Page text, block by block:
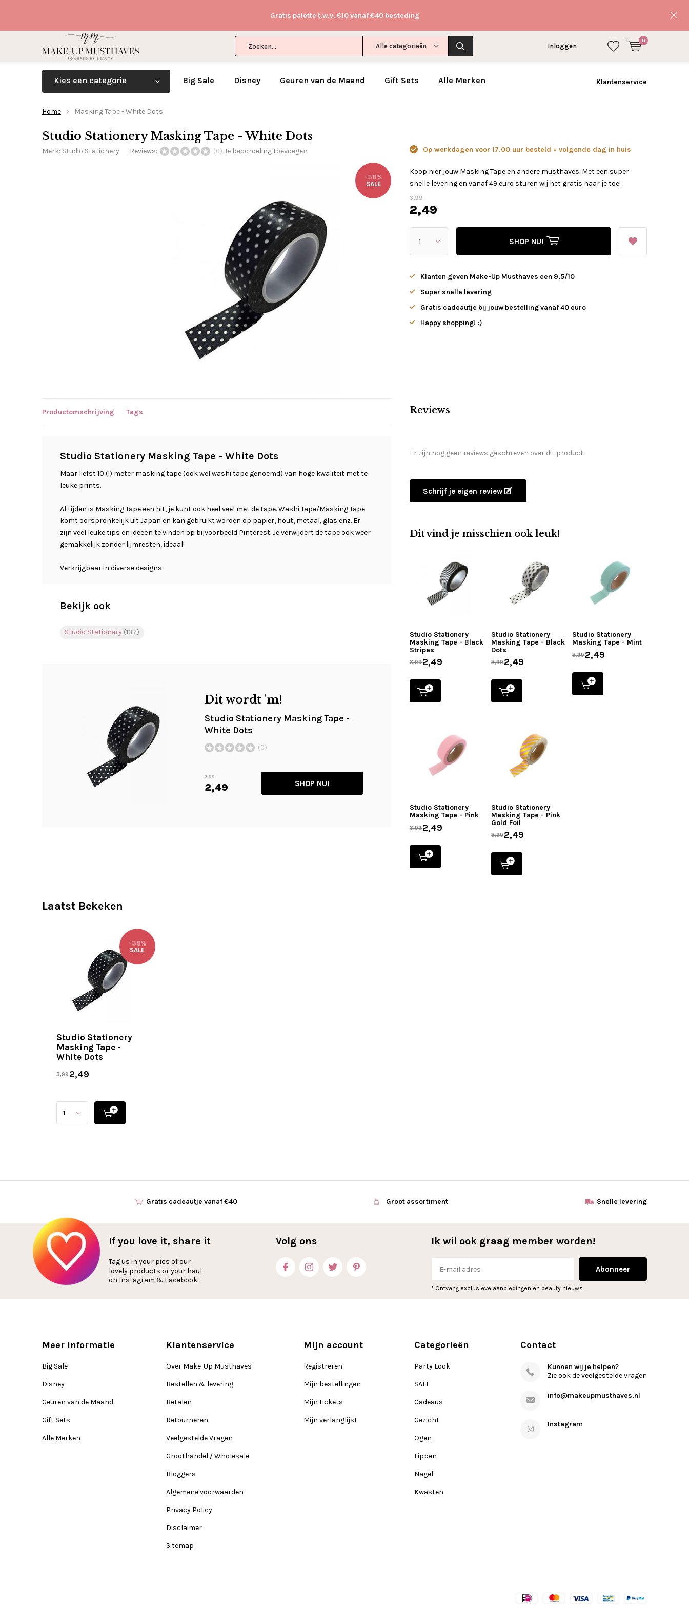
Alle categorieën Inloggen
0
Gratis palette t.w.v. €10 vanaf €40 besteding
Kies een categorie Big Sale Disney Geuren van de Maand Gift Sets Alle Merken Klantenservice
Home Masking Tape - White Dots
Studio Stationery Masking Tape - White Dots
Merk: Studio Stationery Reviews: (0) Je beoordeling toevoegen
-38%
SALE
Op werkdagen voor 17.00 uur besteld = volgende dag in huis
Koop hier jouw Masking Tape en andere musthaves. Met een super
snelle levering en vanaf 49 euro sturen wij het gratis naar je toe!
3,99
2,49
SHOP NU!
Klanten geven Make-Up Musthaves een 9,5/10
Super snelle levering
Gratis cadeautje bij jouw bestelling vanaf 40 euro
Happy shopping! :)
Productomschrijving Tags
Studio Stationery Masking Tape - White Dots
Maar liefst 10 (!) meter masking tape (ook wel washi tape genoemd) van hoge kwaliteit met te
leuke prints.
Al tijden is Masking Tape een hit, je kunt ook heel veel met de tape. Washi Tape/Masking Tape
komt oorspronkelijk uit Japan en kan gebruikt worden op papier, hout, metaal, glas enz. Er
zijn veel leuke tips en ideeën te vinden op bijvoorbeeld Pinterest. Je verwijdert de tape ook weer
gemakkelijk zonder lijmresten, ideaal!
Verkrijgbaar in diverse designs.
Bekijk ook
Studio Stationery (137)
Dit wordt 'm!
Studio Stationery Masking Tape -
White Dots
(0)
3,99
2,49 SHOP NU!
Reviews
Er zijn nog geen reviews geschreven over dit product.
Schrijf je eigen review
Dit vind je misschien ook leuk!
Studio Stationery
Masking Tape - Black
Stripes
3,992,49
Studio Stationery
Masking Tape - Black
Dots
3,992,49
Studio Stationery
Masking Tape - Mint
3,992,49
Studio Stationery
Masking Tape - Pink
3,992,49
Studio Stationery
Masking Tape - Pink
Gold Foil
3,992,49
Laatst Bekeken
Studio Stationery
Masking Tape -
White Dots
-38%
SALE
3,992,49
Gratis cadeautje vanaf €40 Groot assortiment Snelle levering
If you love it, share it
Tag us in your pics of our
lovely products or your haul
on Instagram & Facebook!
Volg ons Ik wil ook graag member worden!
Abonneer
* Ontvang exclusieve aanbiedingen en beauty nieuws
Meer informatie
Big Sale
Disney
Geuren van de Maand
Gift Sets
Alle Merken
Klantenservice
Over Make-Up Musthaves
Bestellen & levering
Betalen
Retourneren
Veelgestelde Vragen
Groothandel / Wholesale
Bloggers
Algemene voorwaarden
Privacy Policy
Disclaimer
Sitemap
Mijn account
Registreren
Mijn bestellingen
Mijn tickets
Mijn verlanglijst
Categorieën
Party Look
SALE
Cadeaus
Gezicht
Ogen
Lippen
Nagel
Kwasten
Contact
Kunnen wij je helpen?
Zie ook de veelgestelde vragen
info@makeupmusthaves.nl
Instagram